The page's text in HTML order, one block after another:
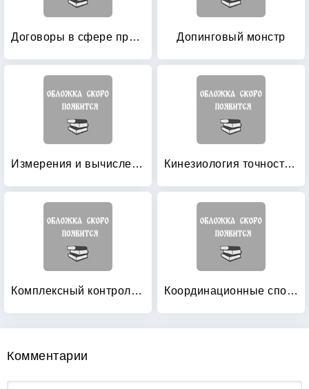
Договоры в сфере профессионального спорта и спорта высших достижений Допинговый монстр
Измерения и вычисления в спортивно-педагогической практике Кинезиология точностных действий человека
Комплексный контроль и управление подготовкой спортсменов высокой квалификации в игровых видах спорта Координационные способности: диагностика и развитие
Комментарии